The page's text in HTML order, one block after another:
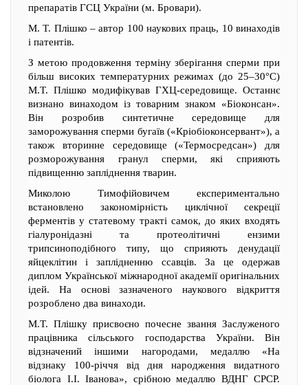
препаратів ГСЦ України (м. Бровари).
М. Т. Плішко – автор 100 наукових праць, 10 винаходів
і патентів.
З метою продовження терміну зберігання сперми при
більш високих температурних режимах (до 25–30°С)
М.Т. Плішко модифікував ГХЦ-середовище. Останнє
визнано винаходом із товарним знаком «Біоконсан».
Він розробив синтетичне середовище для
заморожування сперми бугаїв («Кріобіоконсервант»), а
також вторинне середовище («Термосредсан») для
розморожування гранул сперми, які сприяють
підвищенню запліднення тварин.
Миколою Тимофійовичем експериментально
встановлено закономірність циклічної секреції
ферментів у статевому тракті самок, до яких входять
гіалуронідазні та протеолітичні ензими
трипсиноподібного типу, що сприяють денудації
яйцеклітин і заплідненню ссавців. За це одержав
диплом Української міжнародної академії оригінальних
ідей. На основі зазначеного наукового відкриття
розроблено два винаходи.
М.Т. Плішку присвоєно почесне звання Заслуженого
працівника сільського господарства України. Він
відзначений іншими нагородами, медаллю «На
відзнаку 100-річчя від дня народження видатного
біолога І.І. Іванова», срібною медаллю ВДНГ СРСР.